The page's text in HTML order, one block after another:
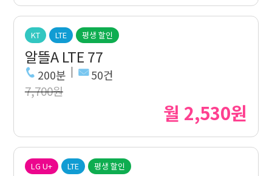
KT LTE 평생 할인
알뜰A LTE 77
200분 50건
7,700원
월 2,530원
LG U+ LTE 평생 할인